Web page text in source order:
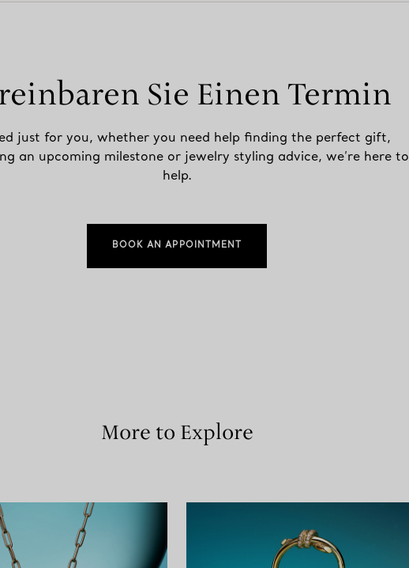
Sie Einen Termin
just for you, whether you need help finding the perfect gift,
an upcoming milestone or jewelry styling advice, we’re here to
help.
BOOK AN APPOINTMENT
More to Explore